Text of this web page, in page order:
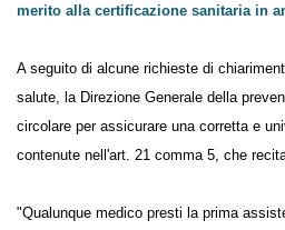
in merito alla certificazione
A seguito di alcune richieste di
della salute, la Direzione Generale della
emesso una circolare per assicurare
delle disposizioni contenute nell'art. 21
"Qualunque medico presti la prima